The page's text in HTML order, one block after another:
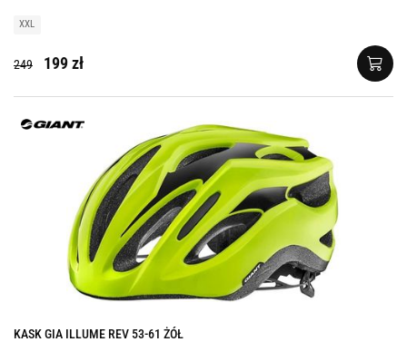
XXL
249 199 zł
KASK GIA ILLUME REV 53-61 ŻÓŁ